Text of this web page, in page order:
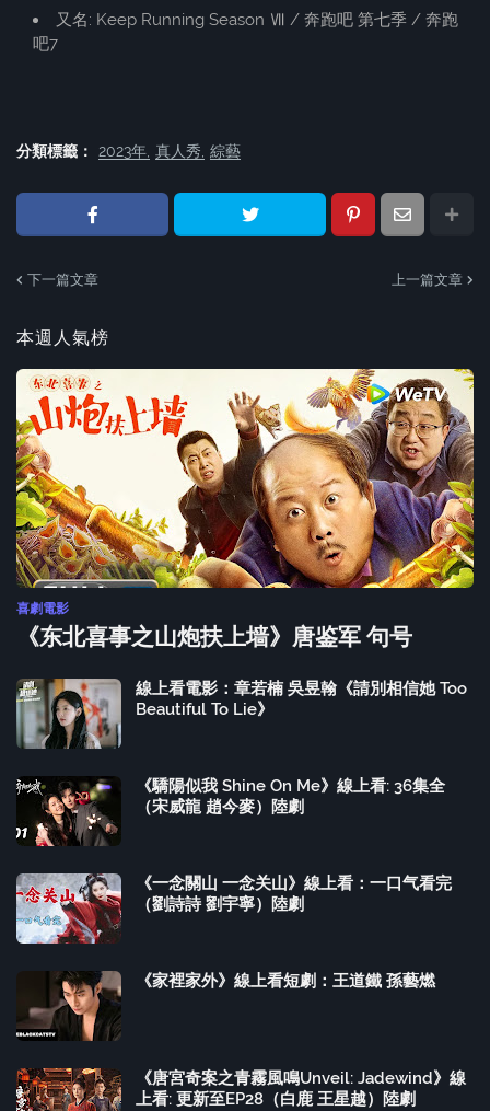
又名: Keep Running Season Ⅶ / 奔跑吧 第七季 / 奔跑
吧7
分類標籤： 2023年 真人秀 綜藝
下一篇文章 上一篇文章
本週人氣榜
喜劇電影
《东北喜事之山炮扶上墙》唐鉴军 句号
線上看電影：章若楠 吳昱翰《請別相信她 Too
Beautiful To Lie》
《驕陽似我 Shine On Me》線上看: 36集全
（宋威龍 趙今麥）陸劇
《一念關山 一念关山》線上看：一口气看完
（劉詩詩 劉宇寧）陸劇
《家裡家外》線上看短劇：王道鐵 孫藝燃
《唐宮奇案之青霧風鳴Unveil: Jadewind》線
上看: 更新至EP28（白鹿 王星越）陸劇